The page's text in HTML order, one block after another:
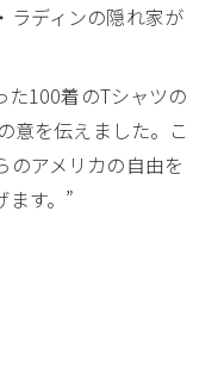
ラディンの隠れ家が
た100着のTシャツの
意を伝えました。こ
のアメリカの自由を
す。”